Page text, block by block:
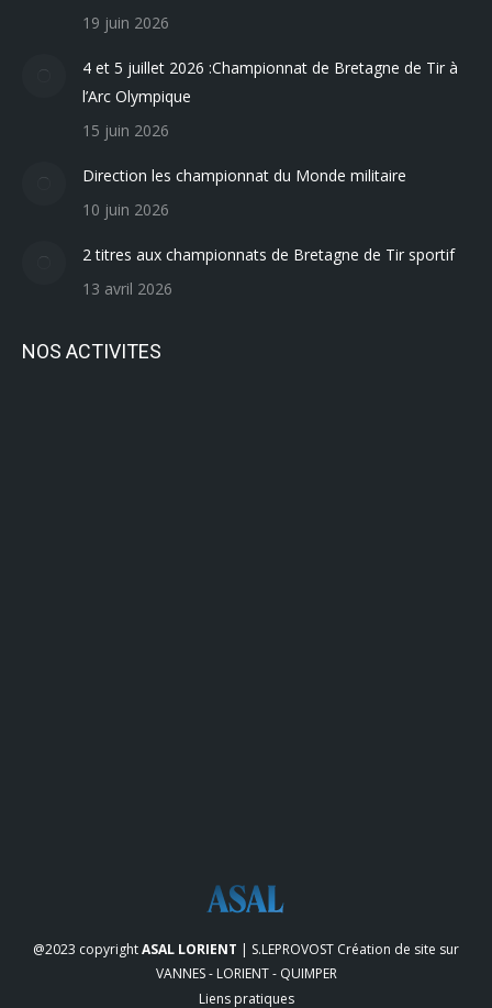
19 juin 2026
4 et 5 juillet 2026 :Championnat de Bretagne de Tir à
l’Arc Olympique
15 juin 2026
Direction les championnat du Monde militaire
10 juin 2026
2 titres aux championnats de Bretagne de Tir sportif
13 avril 2026
NOS ACTIVITES
@2023 copyrightASAL LORIENT | S.LEPROVOST Création de site sur
VANNES - LORIENT - QUIMPER
Liens pratiques